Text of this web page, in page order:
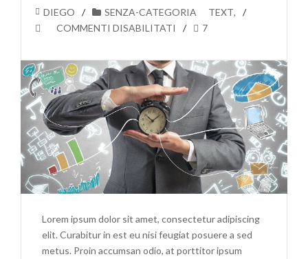
DIEGO SENZA-CATEGORIA ,
TEXT
COMMENTI DISABILITATI
SU
IS
ABOUT
10
THINGS
IN
LIFE
7
Lorem ipsum dolor sit amet, consectetur adipiscing
elit. Curabitur in est eu nisi feugiat posuere a sed
metus. Proin accumsan odio, at porttitor ipsum